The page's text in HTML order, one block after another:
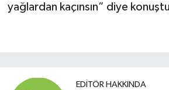
yağlardan kaçınsın” diye
EDITÖR HAKKINDA